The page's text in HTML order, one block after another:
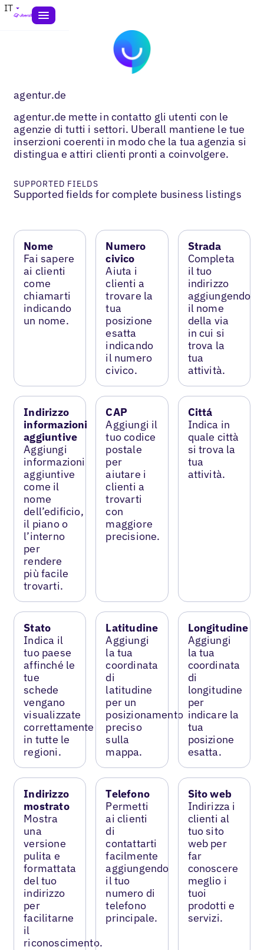
IT
agentur.de
agentur.de mette in contatto gli utenti con le
agenzie di tutti i settori. Uberall mantiene le tue
inserzioni coerenti in modo che la tua agenzia si
distingua e attiri clienti pronti a coinvolgere.
SUPPORTED FIELDS
Supported fields for complete business listings
Nome
Fai sapere
ai clienti
come
chiamarti
indicando
un nome.
Numero
civico
Aiuta i
clienti a
trovare la
tua
posizione
esatta
indicando
il numero
civico.
Strada
Completa
il tuo
indirizzo
aggiungendo
il nome
della via
in cui si
trova la
tua
attività.
Indirizzo
informazioni
aggiuntive
Aggiungi
informazioni
aggiuntive
come il
nome
dell’edificio,
il piano o
l’interno
per
rendere
più facile
trovarti.
CAP
Aggiungi il
tuo codice
postale
per
aiutare i
clienti a
trovarti
con
maggiore
precisione.
Cittá
Indica in
quale città
si trova la
tua
attività.
Stato
Indica il
tuo paese
affinché le
tue
schede
vengano
visualizzate
correttamente
in tutte le
regioni.
Latitudine
Aggiungi
la tua
coordinata
di
latitudine
per un
posizionamento
preciso
sulla
mappa.
Longitudine
Aggiungi
la tua
coordinata
di
longitudine
per
indicare la
tua
posizione
esatta.
Indirizzo
mostrato
Mostra
una
versione
pulita e
formattata
del tuo
indirizzo
per
facilitarne
il
riconoscimento.
Telefono
Permetti
ai clienti
di
contattarti
facilmente
aggiungendo
il tuo
numero di
telefono
principale.
Sito web
Indirizza i
clienti al
tuo sito
web per
far
conoscere
meglio i
tuoi
prodotti e
servizi.